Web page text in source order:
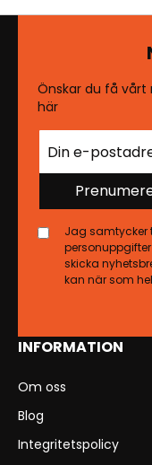
INFORMATION
Om oss
Blog
Integritetspolicy
Önskar du få vårt
här
Jag samtycker
skicka
kan när som